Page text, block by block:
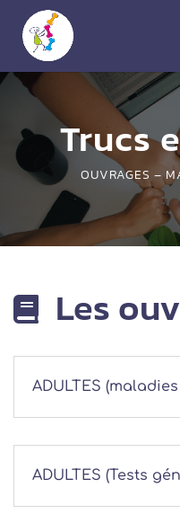
Trucs
OUVRAGES –
 Les
ADULTES
ADULTES (Tests